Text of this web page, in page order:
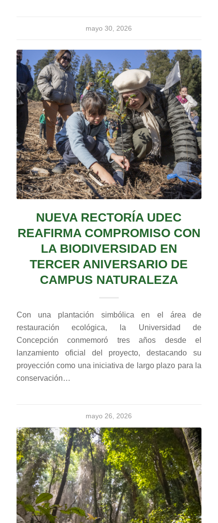
mayo 30, 2026
NUEVA RECTORÍA UDEC
REAFIRMA COMPROMISO CON
LA BIODIVERSIDAD EN
TERCER ANIVERSARIO DE
CAMPUS NATURALEZA
Con una plantación simbólica en el área de
restauración ecológica, la Universidad de
Concepción conmemoró tres años desde el
lanzamiento oficial del proyecto, destacando su
proyección como una iniciativa de largo plazo para la
conservación…
mayo 26, 2026